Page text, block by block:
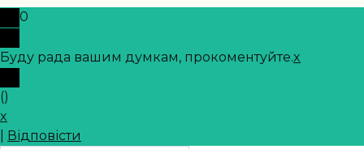
0
Буду рада вашим думкам, прокоментуйте.x
()
x
Відповісти